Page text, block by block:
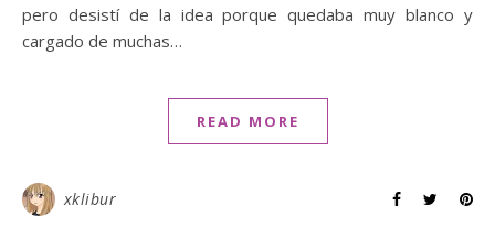
pero desistí de la idea porque quedaba muy blanco y
cargado de muchas…
READ MORE
xklibur